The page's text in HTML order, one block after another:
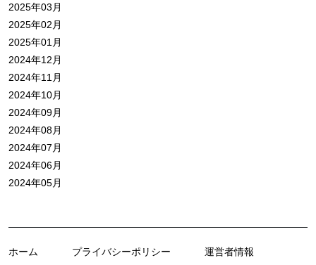
2025年03月
2025年02月
2025年01月
2024年12月
2024年11月
2024年10月
2024年09月
2024年08月
2024年07月
2024年06月
2024年05月
ホーム プライバシーポリシー
運営者情報